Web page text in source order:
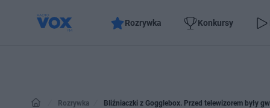
Rozrywka Konkursy
Rozrywka Bliźniaczki z Gogglebox. Przed telewizorem były